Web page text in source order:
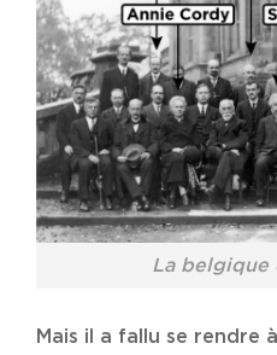
La belgique
Mais il a fallu se rendre